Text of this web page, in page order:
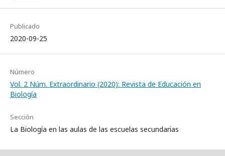
Publicado
2020-09-25
Número
Vol. 2 Núm. Extraordinario (2020): Revista de Educación en
Biología
Sección
La Biología en las aulas de las escuelas secundarias